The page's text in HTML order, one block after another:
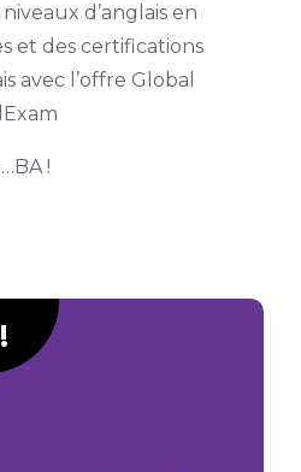
d’anglais en
et des certifications
avec l’offre Global
!